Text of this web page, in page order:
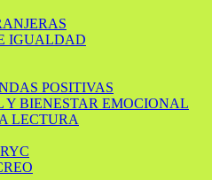
IGUALDAD
POSITIVAS
Y BIENESTAR EMOCIONAL
LECTURA